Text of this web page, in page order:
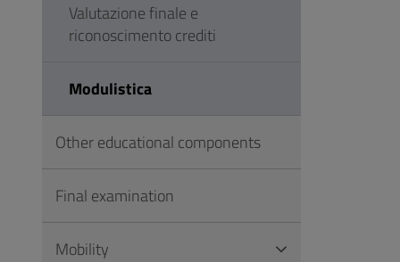
Valutazione finale e
riconoscimento crediti
Modulistica
Other educational components
Final examination
Mobility